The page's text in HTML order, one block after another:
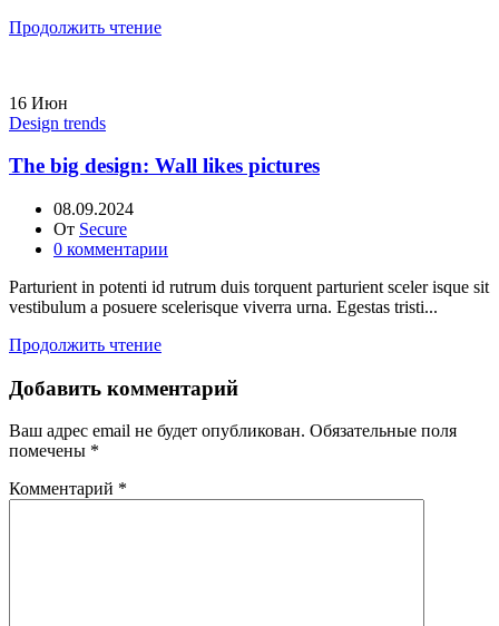
Продолжить чтение
16 Июн
Design trends
The big design: Wall likes pictures
08.09.2024
От Secure
0 комментарии
Parturient in potenti id rutrum duis torquent parturient sceler isque sit
vestibulum a posuere scelerisque viverra urna. Egestas tristi...
Продолжить чтение
Добавить комментарий
Ваш адрес email не будет опубликован. Обязательные поля
помечены *
Комментарий *